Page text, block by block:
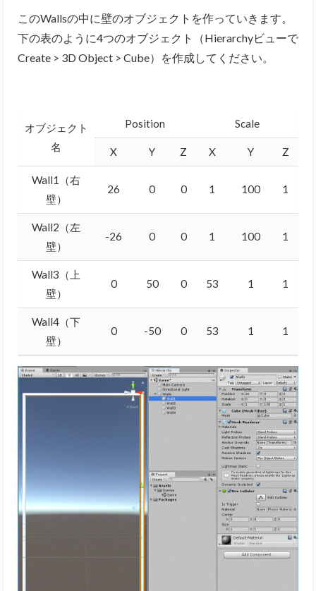
このWallsの中に壁のオブジェクトを作っていきます。
下の表のように4つのオブジェクト（Hierarchyビューで
Create > 3D Object > Cube）を作成してください。
オブジェクト
名
Position Scale
X Y Z X Y Z
Wall1（右
壁）
26 0 0 1 100 1
Wall2（左
壁）
-26 0 0 1 100 1
Wall3（上
壁）
0 50 0 53 1 1
Wall4（下
壁）
0 -50 0 53 1 1